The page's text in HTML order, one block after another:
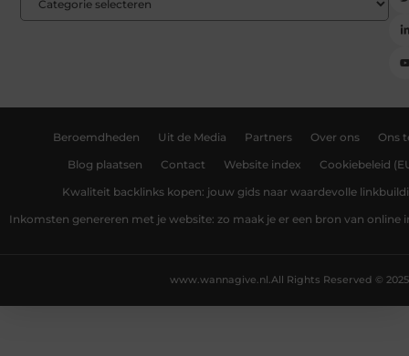
Beroemdheden Uit de Media Partners Over ons Ons
Blog plaatsen Contact Website index Cookiebeleid
Kwaliteit backlinks kopen: jouw gids naar waardevolle
Inkomsten genereren met je website: zo maak je er een bron van online
All Rights Reserved © 2025
www.wannagive.nl.